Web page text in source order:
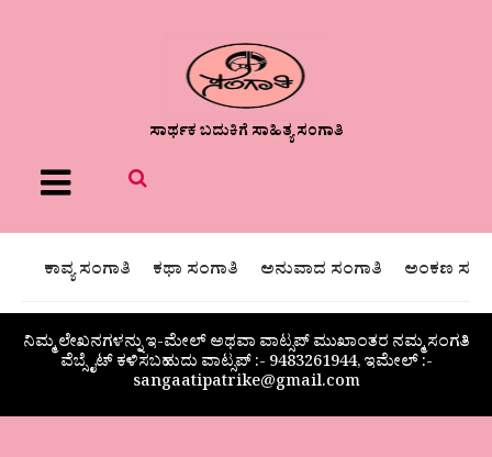
ಸಾರ್ಥಕ ಬದುಕಿಗೆ ಸಾಹಿತ್ಯ ಸಂಗಾತಿ
Menu
ಕಾವ್ಯ ಸಂಗಾತಿ ಕಥಾ ಸಂಗಾತಿ ಅನುವಾದ ಸಂಗಾತಿ ಅಂಕಣ
ನಿಮ್ಮ ಲೇಖನಗಳನ್ನು ಇ-ಮೇಲ್ ಅಥವಾ ವಾಟ್ಸಪ್ ಮುಖಾಂತರ ನಮ್ಮ ಸಂಗತಿ
ವೆಬ್ಸೈಟ್ ಕಳಿಸಬಹುದು ವಾಟ್ಸಪ್‌ :- 9483261944, ಇಮೇಲ್ :-
sangaatipatrike@gmail.com